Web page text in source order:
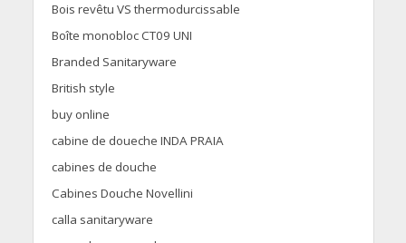
Bois revêtu VS thermodurcissable
Boîte monobloc CT09 UNI
Branded Sanitaryware
British style
buy online
cabine de doueche INDA PRAIA
cabines de douche
Cabines Douche Novellini
calla sanitaryware